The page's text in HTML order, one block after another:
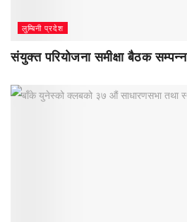
लुम्बिनी प्रदेश
संयुक्त परियोजना समीक्षा बैठक सम्पन्न